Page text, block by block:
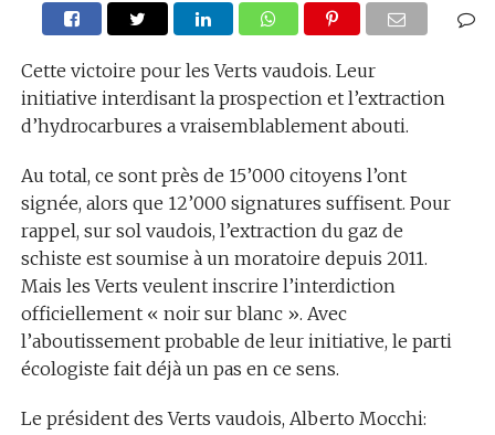
Cette victoire pour les Verts vaudois. Leur
initiative interdisant la prospection et l’extraction
d’hydrocarbures a vraisemblablement abouti.
Au total, ce sont près de 15’000 citoyens l’ont
signée, alors que 12’000 signatures suffisent. Pour
rappel, sur sol vaudois, l’extraction du gaz de
schiste est soumise à un moratoire depuis 2011.
Mais les Verts veulent inscrire l’interdiction
officiellement « noir sur blanc ». Avec
l’aboutissement probable de leur initiative, le parti
écologiste fait déjà un pas en ce sens.
Le président des Verts vaudois, Alberto Mocchi: